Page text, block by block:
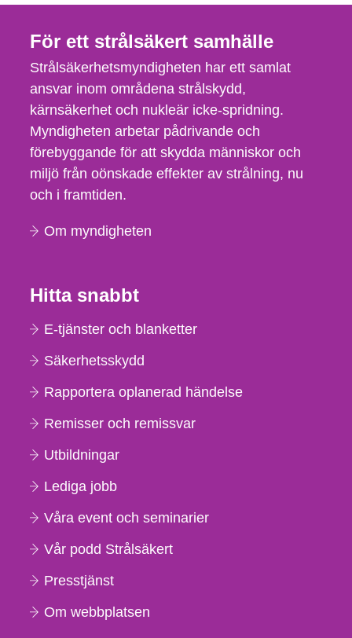
För ett strålsäkert samhälle
Strålsäkerhetsmyndigheten har ett samlat
ansvar inom områdena strålskydd,
kärnsäkerhet och nukleär icke-spridning.
Myndigheten arbetar pådrivande och
förebyggande för att skydda människor och
miljö från oönskade effekter av strålning, nu
och i framtiden.
Om myndigheten
Hitta snabbt
E-tjänster och blanketter
Säkerhetsskydd
Rapportera oplanerad händelse
Remisser och remissvar
Utbildningar
Lediga jobb
Våra event och seminarier
Vår podd Strålsäkert
Presstjänst
Om webbplatsen